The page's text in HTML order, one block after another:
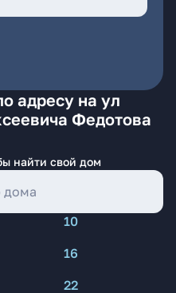
адресу на ул
Федотова
найти свой дом
10
16
22